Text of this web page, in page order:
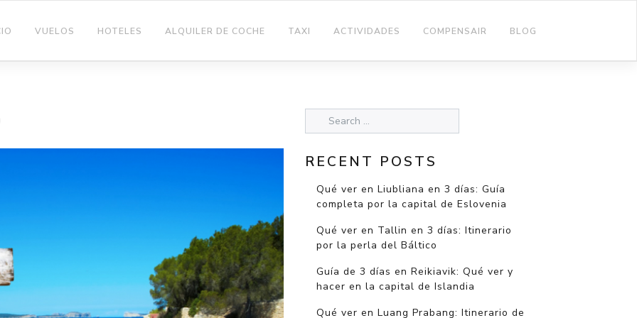
VUELOS HOTELES ALQUILER DE COCHE TAXI ACTIVIDADES COMPENSAIR BLOG
RECENT POSTS
Qué ver en Liubliana en 3 días: Guía
completa por la capital de Eslovenia
Qué ver en Tallin en 3 días: Itinerario
por la perla del Báltico
Guía de 3 días en Reikiavik: Qué ver y
hacer en la capital de Islandia
Qué ver en Luang Prabang: Itinerario de